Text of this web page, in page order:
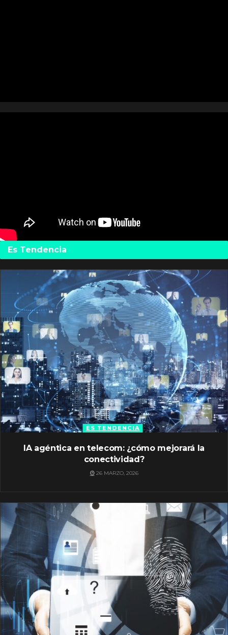
Es Tendencia
ES TENDENCIA
IA agéntica en telecom: ¿cómo mejorará la
conectividad?
26 MARZO, 2026